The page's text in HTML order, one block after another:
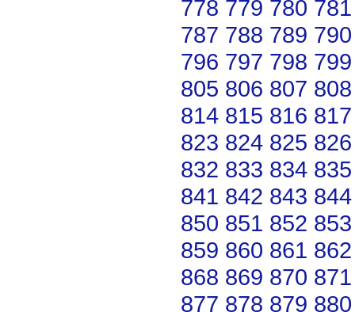
778 779 780 781
787 788 789 790
796 797 798 799
805 806 807 808
814 815 816 817
823 824 825 826
832 833 834 835
841 842 843 844
850 851 852 853
859 860 861 862
868 869 870 871
877 878 879 880